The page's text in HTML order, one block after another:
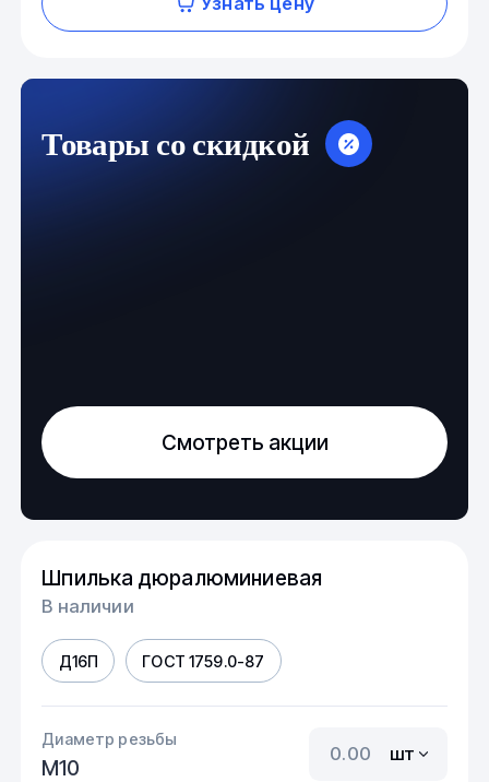
Товары со скидкой
Смотреть акции
Шпилька дюралюминиевая
В наличии
Д16П ГОСТ 1759.0-87
Диаметр резьбы
М10
шт